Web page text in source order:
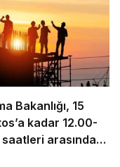
Bakanlığı, 15
kadar 12.00-
arasında